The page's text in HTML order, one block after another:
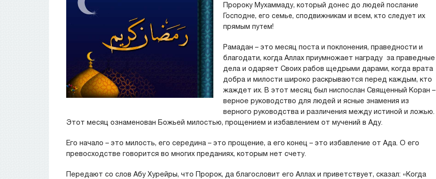
Пророку Мухаммаду, который донес до людей послание
Господне, его семье, сподвижникам и всем, кто следует их
прямым путем!
Рамадан – это месяц поста и поклонения, праведности и
благодати, когда Аллах приумножает награду за праведные
дела и одаряет Своих рабов щедрыми дарами, когда врата
добра и милости широко раскрываются перед каждым, кто
жаждет их. В этот месяц был ниспослан Священный Коран –
верное руководство для людей и ясные знамения из
верного руководства и различения между истиной и ложью.
Этот месяц ознаменован Божьей милостью, прощением и избавлением от мучений в Аду.
Его начало – это милость, его середина – это прощение, а его конец – это избавление от Ада. О его
превосходстве говорится во многих преданиях, которым нет счету.
Передают со слов Абу Хурейры, что Пророк, да благословит его Аллах и приветствует, сказал: «Когда